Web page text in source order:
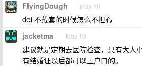
FlyingDough May 10
doi 不戴套的时候怎么不担心
jacketma May 10
建议就是定期去医院检查，只有大人
有结婚证以后都可以上户口的。